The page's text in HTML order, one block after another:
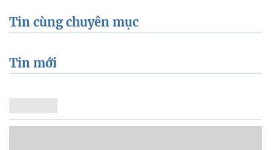
Tin cùng chuyên mục
Tin mới